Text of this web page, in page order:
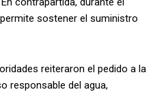
sostener el suministro
reiteraron el pedido a la
responsable del agua,